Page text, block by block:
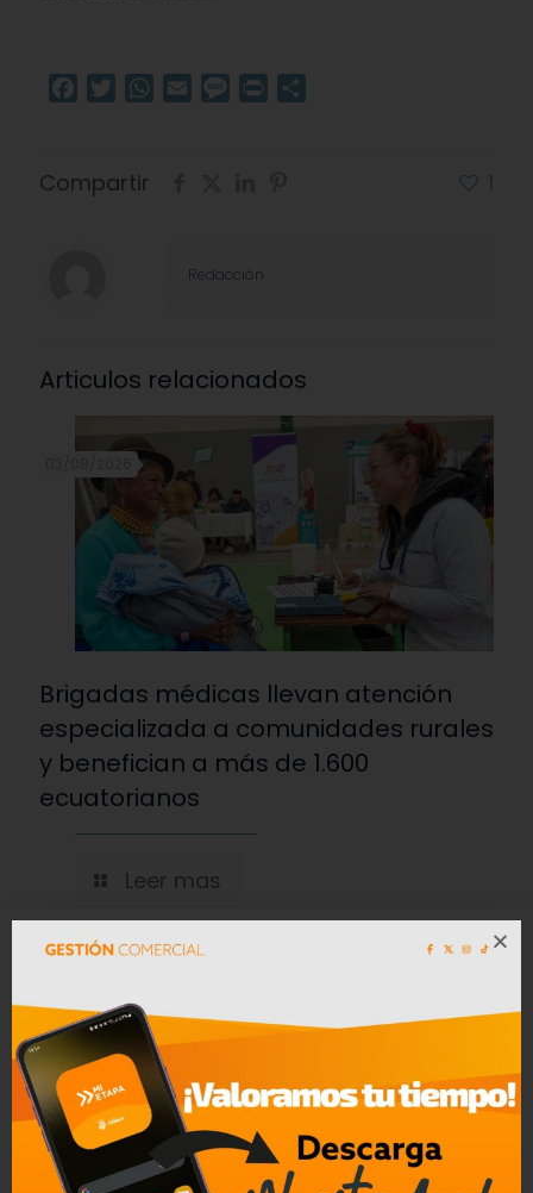
Facebook
TwitterWhatsApp
Email Message
Print
Compartir
Redacción
Articulos relacionados
Brigadas médicas llevan atención
especializada a comunidades rurales
y benefician a más de 1.600
ecuatorianos
Leer mas